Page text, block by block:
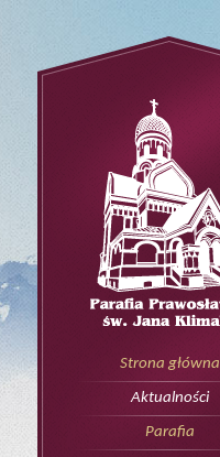
Strona główna
Aktualności
Parafia